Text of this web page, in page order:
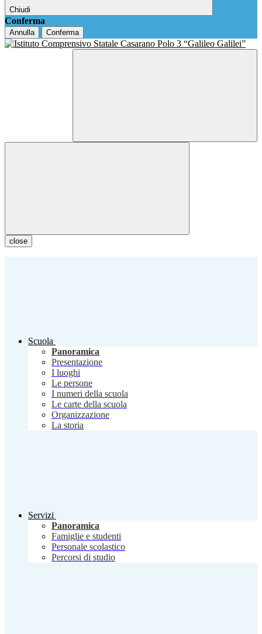
Chiudi
Conferma
Annulla Conferma
close
Scuola
Panoramica
Presentazione
I luoghi
Le persone
I numeri della scuola
Le carte della scuola
Organizzazione
La storia
Servizi
Panoramica
Famiglie e studenti
Personale scolastico
Percorsi di studio